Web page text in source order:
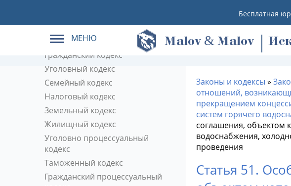
Бесплатная
МЕНЮ Malov & Malov
Трудовой кодекс
Гражданский кодекс
Уголовный кодекс
Семейный кодекс
Налоговый кодекс
Земельный кодекс
Жилищный кодекс
Уголовно процессуальный
кодекс
Таможенный кодекс
Гражданский процессуальный
Законы и кодексы »
отношений,
прекращением
систем горячего
соглашения, объектом
водоснабжения,
проведения
Статья 51.